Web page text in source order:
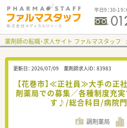
平日9：30-19
薬剤師の転職・求人サイト ファルマスタッフ
更新日： 2026/07/09 薬剤師求人ID： 83983
【花巻市】≪正社員≫大手の正
剤薬局での募集／各種制度充
す♪/総合科目/病院
調剤薬局